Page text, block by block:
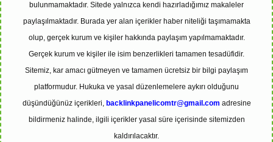
bulunmamaktadır. Sitede yalnızca kendi hazırladığımız makaleler
paylaşılmaktadır. Burada yer alan içerikler haber niteliği taşımamakta
olup, gerçek kurum ve kişiler hakkında paylaşım yapılmamaktadır.
Gerçek kurum ve kişiler ile isim benzerlikleri tamamen tesadüfidir.
Sitemiz, kar amacı gütmeyen ve tamamen ücretsiz bir bilgi paylaşım
platformudur. Hukuka ve yasal düzenlemelere aykırı olduğunu
düşündüğünüz içerikleri, backlinkpanelicomtr@gmail.com adresine
bildirmeniz halinde, ilgili içerikler yasal süre içerisinde sitemizden
kaldırılacaktır.